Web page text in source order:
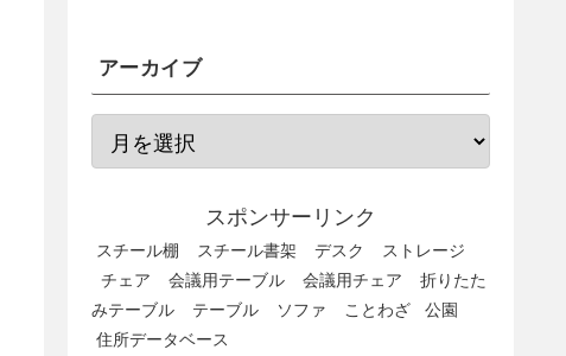
アーカイブ
スポンサーリンク
スチール棚 スチール書架 デスク
ストレージ
チェア
会議用テーブル 会議用チェア
折りたた
みテーブル
テーブル ソファ ことわざ
公園
住所データベース